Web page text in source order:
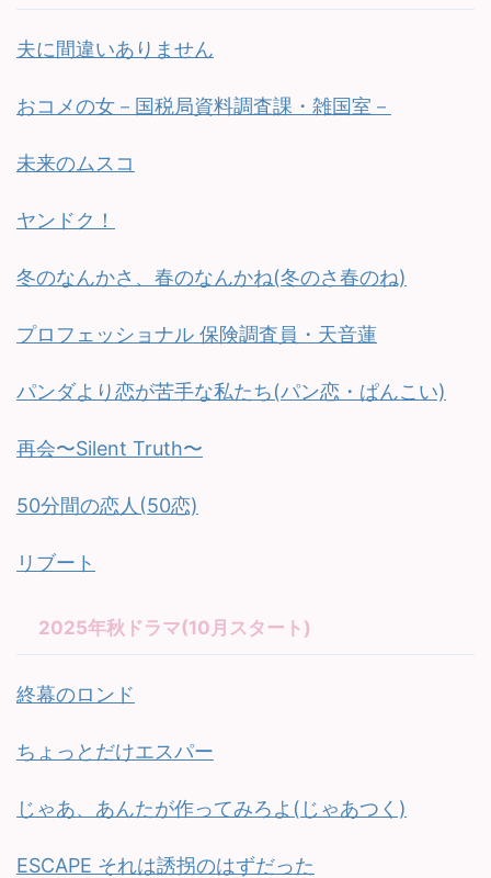
夫に間違いありません
おコメの女－国税局資料調査課・雑国室－
未来のムスコ
ヤンドク！
冬のなんかさ、春のなんかね(冬のさ春のね)
プロフェッショナル 保険調査員・天音蓮
パンダより恋が苦手な私たち(パン恋・ぱんこい)
再会〜Silent Truth〜
50分間の恋人(50恋)
リブート
2025年秋ドラマ(10月スタート)
終幕のロンド
ちょっとだけエスパー
じゃあ、あんたが作ってみろよ(じゃあつく)
ESCAPE それは誘拐のはずだった